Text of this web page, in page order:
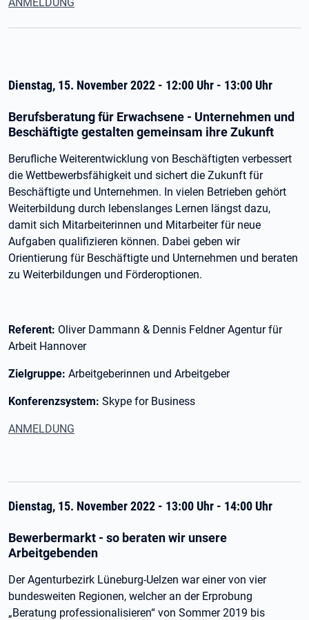
Dienstag, 15. November 2022 - 12:00 Uhr - 13:00 Uhr
Berufsberatung für Erwachsene - Unternehmen und
Beschäftigte gestalten gemeinsam ihre Zukunft
Berufliche Weiterentwicklung von Beschäftigten verbessert
die Wettbewerbsfähigkeit und sichert die Zukunft für
Beschäftigte und Unternehmen. In vielen Betrieben gehört
Weiterbildung durch lebenslanges Lernen längst dazu,
damit sich Mitarbeiterinnen und Mitarbeiter für neue
Aufgaben qualifizieren können. Dabei geben wir
Orientierung für Beschäftigte und Unternehmen und beraten
zu Weiterbildungen und Förderoptionen.
Referent: Oliver Dammann & Dennis Feldner Agentur für
Arbeit Hannover
Zielgruppe: Arbeitgeberinnen und Arbeitgeber
Konferenzsystem: Skype for Business
ANMELDUNG
Dienstag, 15. November 2022 - 13:00 Uhr - 14:00 Uhr
Bewerbermarkt - so beraten wir unsere
Arbeitgebenden
Der Agenturbezirk Lüneburg-Uelzen war einer von vier
bundesweiten Regionen, welcher an der Erprobung
„Beratung professionalisieren“ von Sommer 2019 bis